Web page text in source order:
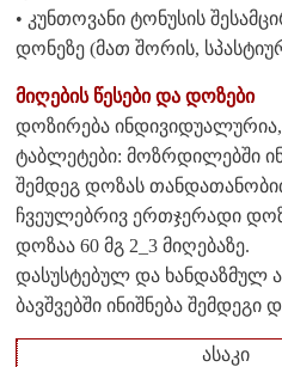
• კუნთოვანი ტონუსის
დონეზე (მათ შორის,
მიღების წესები და დოზები
დოზირება ინდივიდუალურია,
ტაბლეტები: მოზრდილებში
შემდეგ დოზას
ჩვეულებრივ ერთჯერადი
დოზაა 60 მგ 2_3 მიღებაზე.
დასუსტებულ და ხანდაზმულ
ბავშვებში ინიშნება შემდეგი
ასაკი